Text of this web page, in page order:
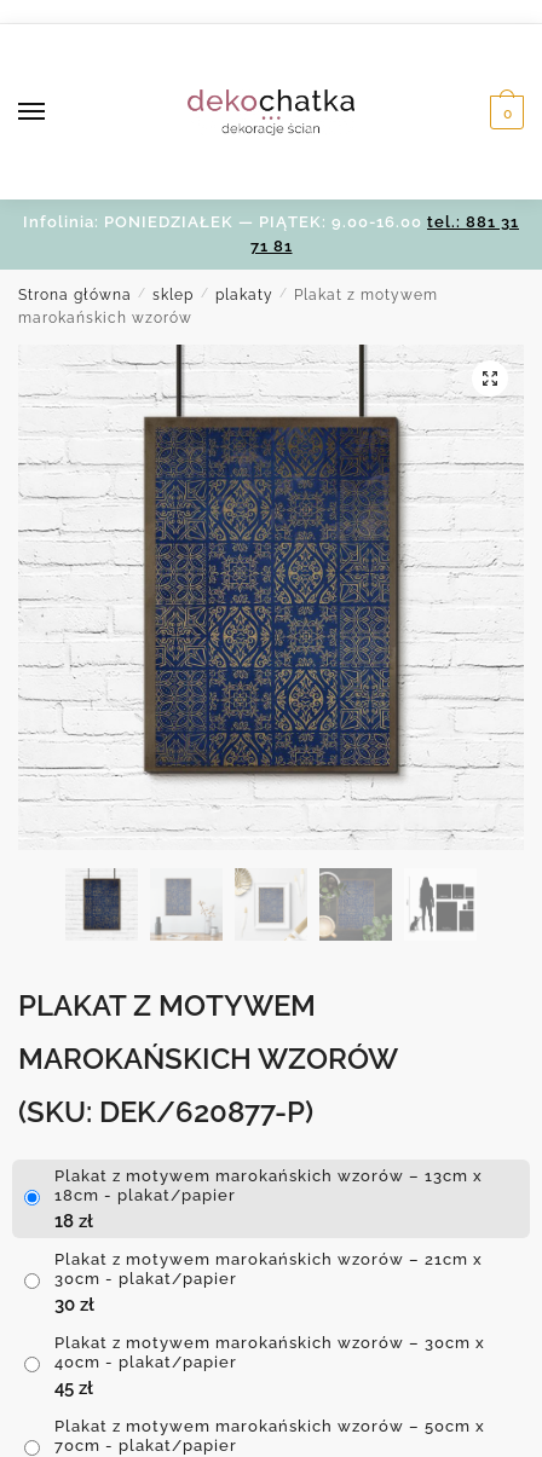
0
Infolinia: PONIEDZIAŁEK — PIĄTEK: 9.00-16.00 tel.: 881 31
71 81
Strona główna / sklep / plakaty /
Plakat z motywem
marokańskich wzorów
PLAKAT Z MOTYWEM
MAROKAŃSKICH WZORÓW
(SKU: DEK/620877-P)
Plakat z motywem marokańskich wzorów – 13cm x
18cm - plakat/papier
18 zł
Plakat z motywem marokańskich wzorów – 21cm x
30cm - plakat/papier
30 zł
Plakat z motywem marokańskich wzorów – 30cm x
40cm - plakat/papier
45 zł
Plakat z motywem marokańskich wzorów – 50cm x
70cm - plakat/papier